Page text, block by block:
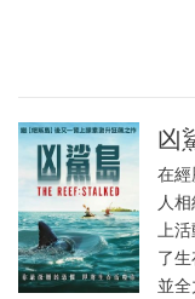
凶
在
人
上
了
並